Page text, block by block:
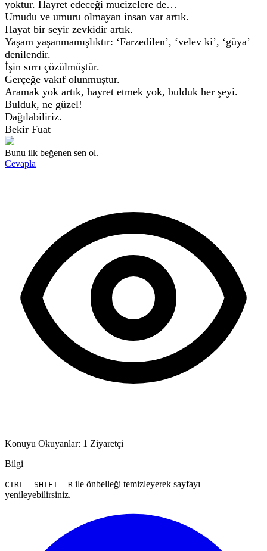
yoktur. Hayret edeceği mucizelere de…
Umudu ve umuru olmayan insan var artık.
Hayat bir seyir zevkidir artık.
Yaşam yaşanmamışlıktır: ‘Farzedilen’, ‘velev ki’, ‘güya’
denilendir.
İşin sırrı çözülmüştür.
Gerçeğe vakıf olunmuştur.
Aramak yok artık, hayret etmek yok, bulduk her şeyi.
Bulduk, ne güzel!
Dağılabiliriz.
Bekir Fuat
Bunu ilk beğenen sen ol.
Cevapla
Konuyu Okuyanlar: 1 Ziyaretçi
Bilgi
CTRL + SHIFT + R ile önbelleği temizleyerek sayfayı
yenileyebilirsiniz.